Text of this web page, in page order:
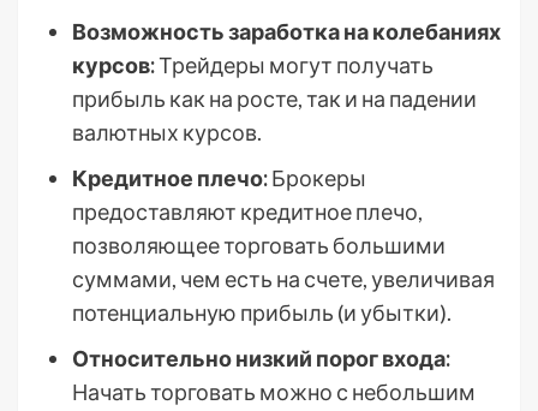
Возможность заработка на колебаниях
курсов:Трейдеры могут получать
прибыль как на росте, так и на падении
валютных курсов.
Кредитное плечо:Брокеры
предоставляют кредитное плечо,
позволяющее торговать большими
суммами, чем есть на счете, увеличивая
потенциальную прибыль (и убытки).
Относительно низкий порог входа:
Начать торговать можно с небольшим